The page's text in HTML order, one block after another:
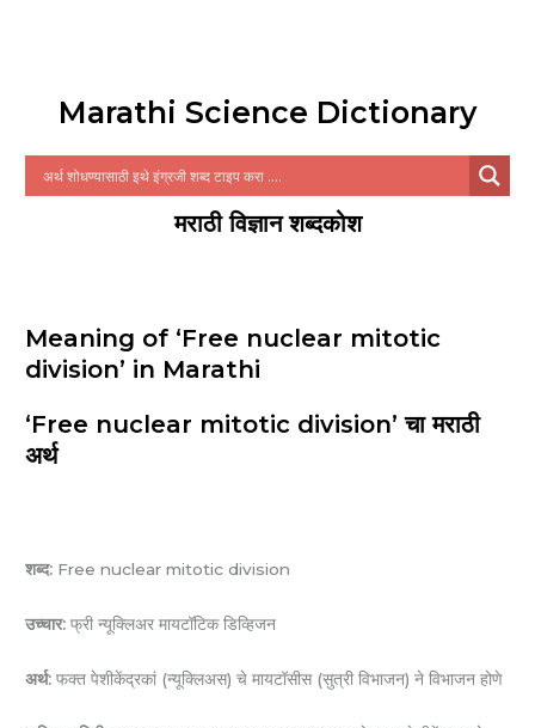
Marathi Science Dictionary
मराठी विज्ञान शब्दकोश
Meaning of ‘Free nuclear mitotic
division’ in Marathi
‘Free nuclear mitotic division’ चा मराठी
अर्थ
शब्द: Free nuclear mitotic division
उच्चार: फ्री न्यूक्लिअर मायटॉटिक डिव्हिजन
अर्थ: फक्त पेशीकेंद्रकां (न्यूक्लिअस) चे मायटॉसीस (सुत्री विभाजन) ने विभाजन होणे